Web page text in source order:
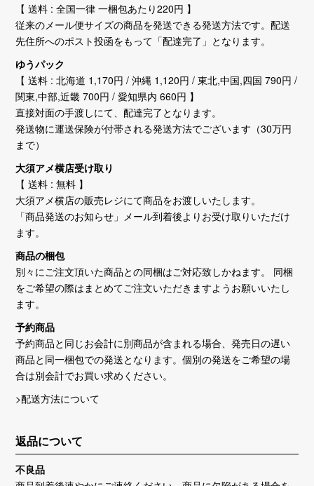
【 送料 : 全国一律 一梱包あたり220円 】
従来のメール便サイズの商品を発送できる発送方法です。配送
先住所へのポスト投函をもって「配達完了」となります。
ゆうパック
【 送料 : 北海道 1,170円 / 沖縄 1,120円 / 東北,中国,四国 790円 /
関東,中部,近畿 700円 / 愛知県内 660円 】
直接対面の手渡しにて、配達完了となります。
発送物に運送保険が付帯される発送方法でございます（30万円
まで）
大須アメ横店受け取り
【 送料 : 無料 】
大須アメ横店の販売レジにて商品をお渡しいたします。
「商品発送のお知らせ」メール到着後よりお受け取りいただけ
ます。
商品の梱包
別々にご注文頂いた商品との同梱はご対応致しかねます。 同梱
をご希望の際はまとめてご注文いただきますようお願いいたし
ます。
予約商品
予約商品と同じお会計に別商品が含まれる場合、発売日の遅い
商品と同一梱包での発送となります。個別の発送をご希望の場
合は別会計でお買い求めください。
>配送方法について
返品について
不良品